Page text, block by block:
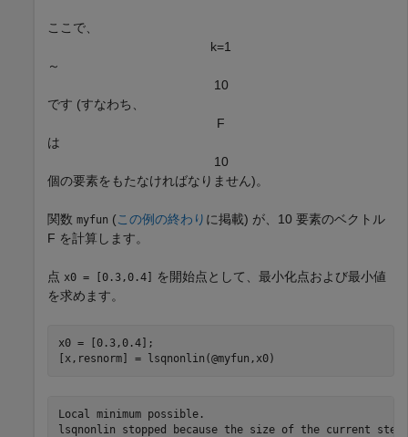
ここで、
k=1
～
10
です (すなわち、
F
は
10
個の要素をもたなければなりません)。
関数 myfun (この例の終わり に掲載) が、10 要素のベクトル
F を計算します。
点 x0 = [0.3,0.4]
を開始点として、最小化点および最小値
を求めます。
x0 = [0.3,0.4];
[x,resnorm] = lsqnonlin(@myfun,x0)
Local minimum possible.
lsqnonlin stopped because the size of the current